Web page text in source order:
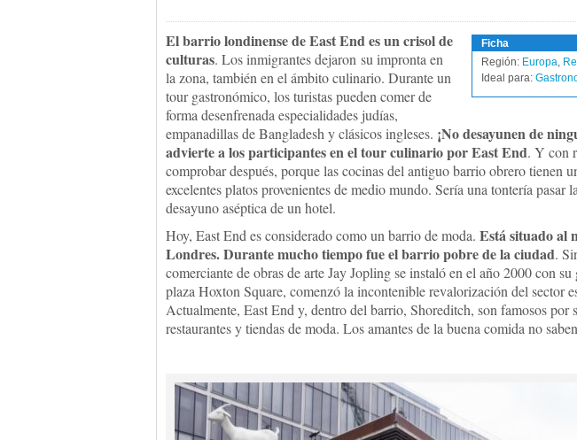
Ficha
Región: Europa,
Ideal para:
El barrio londinense de East End es un crisol de
culturas. Los inmigrantes dejaron su impronta en
la zona, también en el ámbito culinario. Durante un
tour gastronómico, los turistas pueden comer de
forma desenfrenada especialidades judías,
empanadillas de Bangladesh y clásicos ingleses. ¡No desayunen de
advierte a los participantes en el tour culinario por East End. Y con
comprobar después, porque las cocinas del antiguo barrio obrero tienen
excelentes platos provenientes de medio mundo. Sería una tontería pasar
desayuno aséptica de un hotel.
Hoy, East End es considerado como un barrio de moda. Está situado al
Londres. Durante mucho tiempo fue el barrio pobre de la ciudad.
comerciante de obras de arte Jay Jopling se instaló en el año 2000 con
plaza Hoxton Square, comenzó la incontenible revalorización del sector
Actualmente, East End y, dentro del barrio, Shoreditch, son famosos por
restaurantes y tiendas de moda. Los amantes de la buena comida no